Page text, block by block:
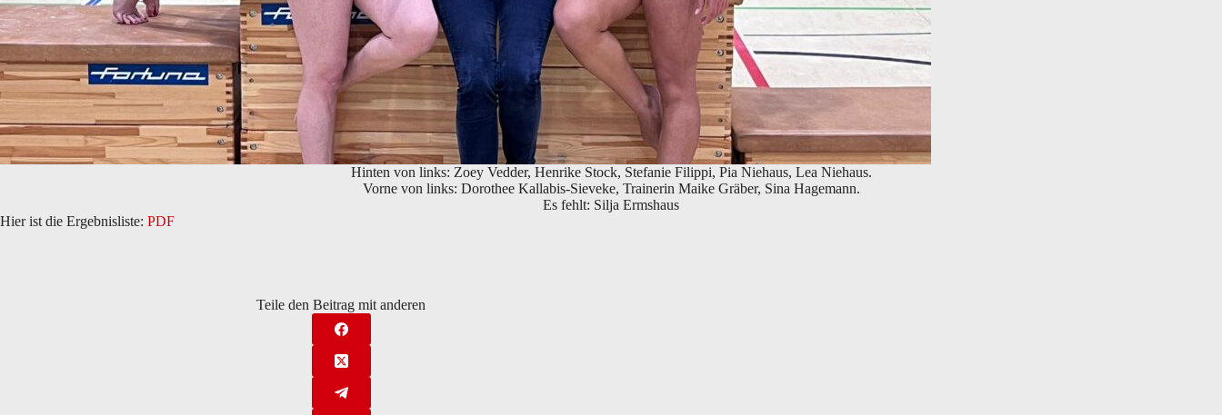
Hinten von links: Zoey Vedder, Henrike Stock, Stefanie Filippi, Pia Niehaus, Lea Niehaus.
Vorne von links: Dorothee Kallabis-Sieveke, Trainerin Maike Gräber, Sina Hagemann.
Es fehlt: Silja Ermshaus
Hier ist die Ergebnisliste: PDF
Teile den Beitrag mit anderen